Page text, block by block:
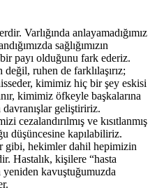
Varlığında anlayamadığımız
sağlığımızın
payı olduğunu fark ederiz.
ruhen de farklılaşırız;
kimimiz hiç bir şey eskisi
kimimiz öfkeyle başkalarına
davranışlar geliştiririz.
cezalandırılmış ve kısıtlanmış
düşüncesine kapılabiliriz.
gibi, hekimler dahil hepimizin
Hastalık, kişilere “hasta
yeniden kavuştuğumuzda